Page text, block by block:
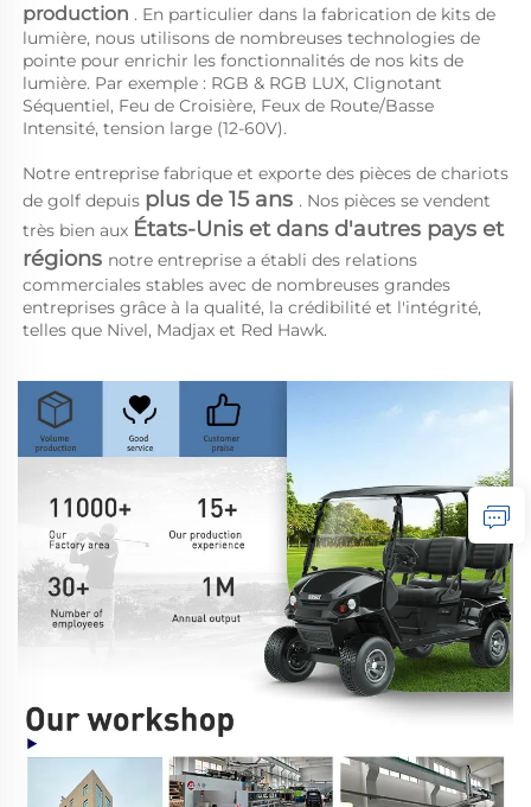
production . En particulier dans la fabrication de kits de
lumière, nous utilisons de nombreuses technologies de
pointe pour enrichir les fonctionnalités de nos kits de
lumière. Par exemple : RGB & RGB LUX, Clignotant
Séquentiel, Feu de Croisière, Feux de Route/Basse
Intensité, tension large (12-60V).
Notre entreprise fabrique et exporte des pièces de chariots
de golf depuis plus de 15 ans . Nos pièces se vendent
très bien aux États-Unis et dans d'autres pays et
régions notre entreprise a établi des relations
commerciales stables avec de nombreuses grandes
entreprises grâce à la qualité, la crédibilité et l'intégrité,
telles que Nivel, Madjax et Red Hawk.